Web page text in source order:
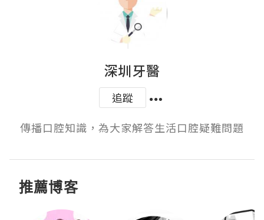
深圳牙醫
追蹤
傳播口腔知識，為大家解答生活口腔疑難問題
推薦博客